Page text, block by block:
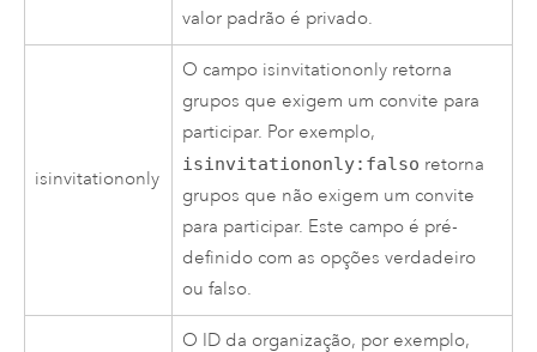
valor padrão é privado.
isinvitationonly
O campo isinvitationonly retorna
grupos que exigem um convite para
participar. Por exemplo,
isinvitationonly:falso retorna
grupos que não exigem um convite
para participar. Este campo é pré-
definido com as opções verdadeiro
ou falso.
O ID da organização, por exemplo,